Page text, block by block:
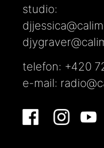
studio:
telefon: +420
e-mail: